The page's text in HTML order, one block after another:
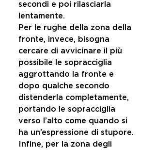
secondi e poi rilasciarla
lentamente.
Per le rughe della zona della
fronte, invece, bisogna
cercare di avvicinare il più
possibile le sopracciglia
aggrottando la fronte e
dopo qualche secondo
distenderla completamente,
portando le sopracciglia
verso l’alto come quando si
ha un’espressione di stupore.
Infine, per la zona degli